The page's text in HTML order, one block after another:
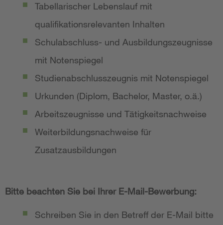
Tabellarischer Lebenslauf mit
qualifikationsrelevanten Inhalten
Schulabschluss- und Ausbildungszeugnisse
mit Notenspiegel
Studienabschlusszeugnis mit Notenspiegel
Urkunden (Diplom, Bachelor, Master, o.ä.)
Arbeitszeugnisse und Tätigkeitsnachweise
Weiterbildungsnachweise für
Zusatzausbildungen
Bitte beachten Sie bei Ihrer E-Mail-Bewerbung:
Schreiben Sie in den Betreff der E-Mail bitte